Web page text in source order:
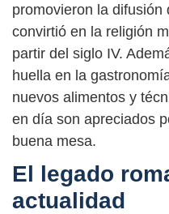
promovieron la
convirtió en la religión
partir del siglo IV.
huella en la
nuevos alimentos y
en día son apreciados
buena mesa.
El legado
actualidad